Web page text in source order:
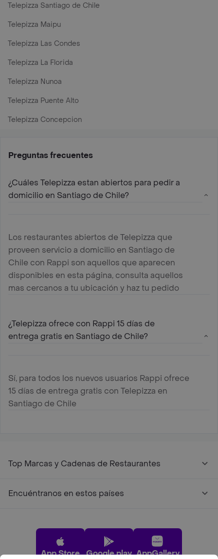
Telepizza Santiago de Chile
Telepizza Maipu
Telepizza Las Condes
Telepizza La Florida
Telepizza Nunoa
Telepizza Puente Alto
Telepizza Concepcion
Preguntas frecuentes
¿Cuáles Telepizza estan abiertos para pedir a
domicilio en Santiago de Chile?
Los restaurantes abiertos de Telepizza que
proveen servicio a domicilio en Santiago de
Chile con Rappi son aquellos que aparecen
disponibles en esta página, consulta aquellos
mas cercanos a tu ubicación y haz tu pedido
¿Telepizza ofrece con Rappi 15 días de
entrega gratis en Santiago de Chile?
Sí, para todos los nuevos usuarios Rappi ofrece
15 días de entrega gratis con Telepizza en
Santiago de Chile
Top Marcas y Cadenas de Restaurantes
Encuéntranos en estos países
App Store Google play AppGallery